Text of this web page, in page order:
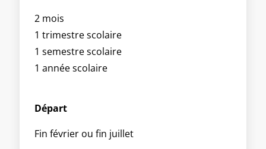
2 mois
1 trimestre scolaire
1 semestre scolaire
1 année scolaire
Départ
Fin février ou fin juillet